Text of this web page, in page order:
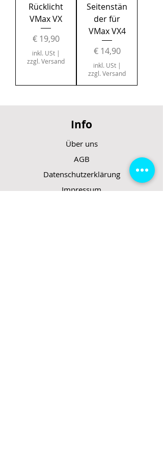
Rücklicht
VMax VX
Preis
€ 19,90
inkl. USt|
zzgl. Versand
Seitenstän
der für
VMax VX4
Preis
€ 14,90
inkl. USt|
zzgl. Versand
Info
Über uns
AGB
Datenschutzerklärung
Impressum